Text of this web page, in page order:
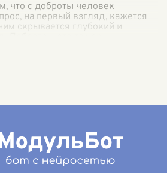
что с доброты человек
на первый взгляд, кажется
скрывается глубокий и
— это та чер